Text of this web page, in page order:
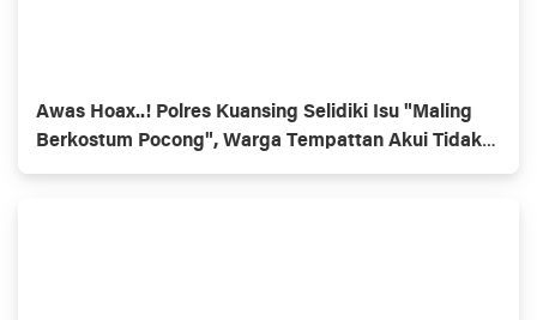
Awas Hoax..! Polres Kuansing Selidiki Isu "Maling
Berkostum Pocong", Warga Tempattan Akui Tidak
Ada